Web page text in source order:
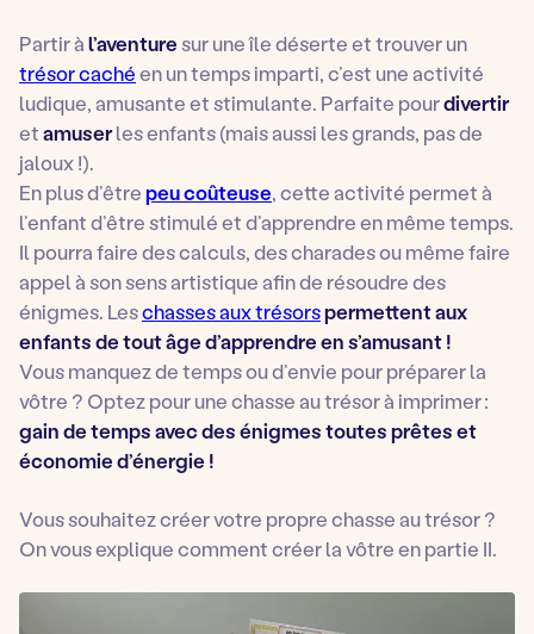
Partir àl’aventuresur une île déserte et trouver un
trésor cachéen un temps imparti, c’est une activité
ludique, amusante et stimulante. Parfaite pourdivertir
etamuserles enfants (mais aussi les grands, pas de
jaloux !).
En plus d’êtrepeu coûteuse, cette activité permet à
l’enfant d’être stimulé et d’apprendre en même temps.
Il pourra faire des calculs, des charades ou même faire
appel à sonsens artistique afin de résoudre des
énigmes. Leschasses aux trésorspermettent aux
enfants de tout âge d’apprendre en s’amusant !
Vous manquez de temps ou d’envie pour préparer la
vôtre ? Optez pour une chasse au trésor à imprimer :
gain de temps avec des énigmes toutes prêtes et
économie d’énergie !
Vous souhaitez créer votre propre chasse au trésor ?
On vous explique comment créer la vôtre en partie II.